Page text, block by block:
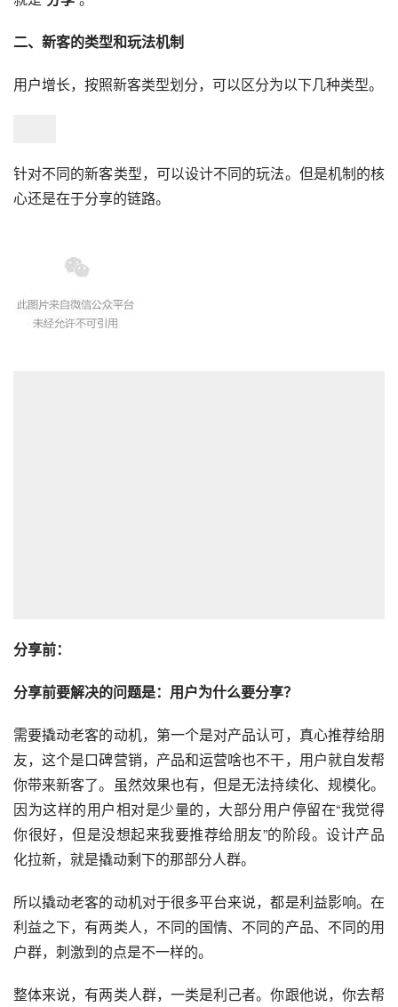
二、新客的类型和玩法机制
用户增长，按照新客类型划分，可以区分为以下几种类型。
针对不同的新客类型，可以设计不同的玩法。但是机制的核
心还是在于分享的链路。
分享前：
分享前要解决的问题是：用户为什么要分享？
需要撬动老客的动机，第一个是对产品认可，真心推荐给朋
友，这个是口碑营销，产品和运营啥也不干，用户就自发帮
你带来新客了。虽然效果也有，但是无法持续化、规模化。
因为这样的用户相对是少量的，大部分用户停留在“我觉得
你很好，但是没想起来我要推荐给朋友”的阶段。设计产品
化拉新，就是撬动剩下的那部分人群。
所以撬动老客的动机对于很多平台来说，都是利益影响。在
利益之下，有两类人，不同的国情、不同的产品、不同的用
户群，刺激到的点是不一样的。
整体来说，有两类人群，一类是利己者。你跟他说，你去帮